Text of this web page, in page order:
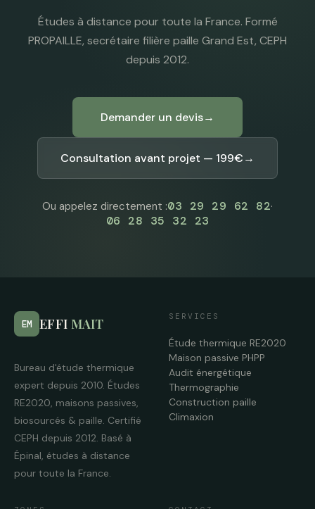
Études à distance pour toute la France. Formé
PROPAILLE, secrétaire filière paille Grand Est, CEPH
depuis 2012.
Demander un devis→
Consultation avant projet — 199€→
Ou appelez directement :03 29 29 62 82·
06 28 35 32 23
EM EFFI MAIT
Bureau d'étude thermique
expert depuis 2010. Études
RE2020, maisons passives,
biosourcés & paille. Certifié
CEPH depuis 2012. Basé à
Épinal, études à distance
pour toute la France.
SERVICES
Étude thermique RE2020
Maison passive PHPP
Audit énergétique
Thermographie
Construction paille
Climaxion